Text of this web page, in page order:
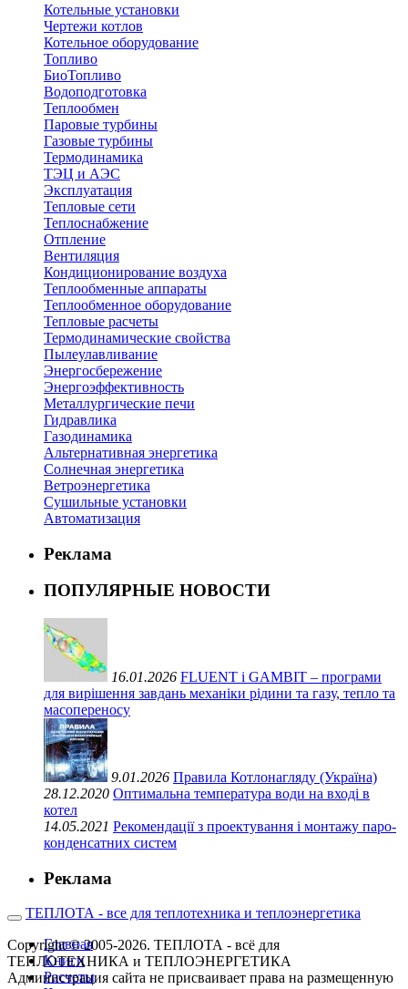
Котельные установки
Чертежи котлов
Котельное оборудование
Топливо
БиоТопливо
Водоподготовка
Теплообмен
Паровые турбины
Газовые турбины
Термодинамика
ТЭЦ и АЭС
Эксплуатация
Тепловые сети
Теплоснабжение
Отпление
Вентиляция
Кондиционирование воздуха
Теплообменные аппараты
Теплообменное оборудование
Тепловые расчеты
Термодинамические свойства
Пылеулавливание
Энергосбережение
Энергоэффективность
Металлургические печи
Гидравлика
Газодинамика
Альтернативная энергетика
Солнечная энергетика
Ветроэнергетика
Сушильные установки
Автоматизация
Реклама
ПОПУЛЯРНЫЕ НОВОСТИ
16.01.2026 FLUENT і GAMBIT – програми
для вирішення завдань механіки рідини та газу, тепло та
масопереносу
9.01.2026 Правила Котлонагляду (Україна)
28.12.2020 Оптимальна температура води на вході в
котел
14.05.2021 Рекомендації з проектування і монтажу паро-
конденсатних систем
Реклама
ТЕПЛОТА - все для теплотехника и теплоэнергетика
Главная
Книги
Расчеты
Copyright © 2005-2026. ТЕПЛОТА - всё для
ТЕПЛОТЕХНИКА и ТЕПЛОЭНЕРГЕТИКА
Администрация сайта не присваивает права на размещенную